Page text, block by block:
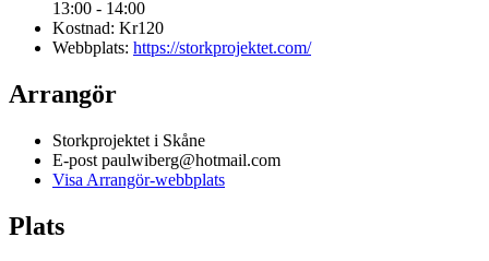
13:00 - 14:00
Kostnad: Kr120
Webbplats: https://storkprojektet.com/
Arrangör
Storkprojektet i Skåne
E-post paulwiberg@hotmail.com
Visa Arrangör-webbplats
Plats